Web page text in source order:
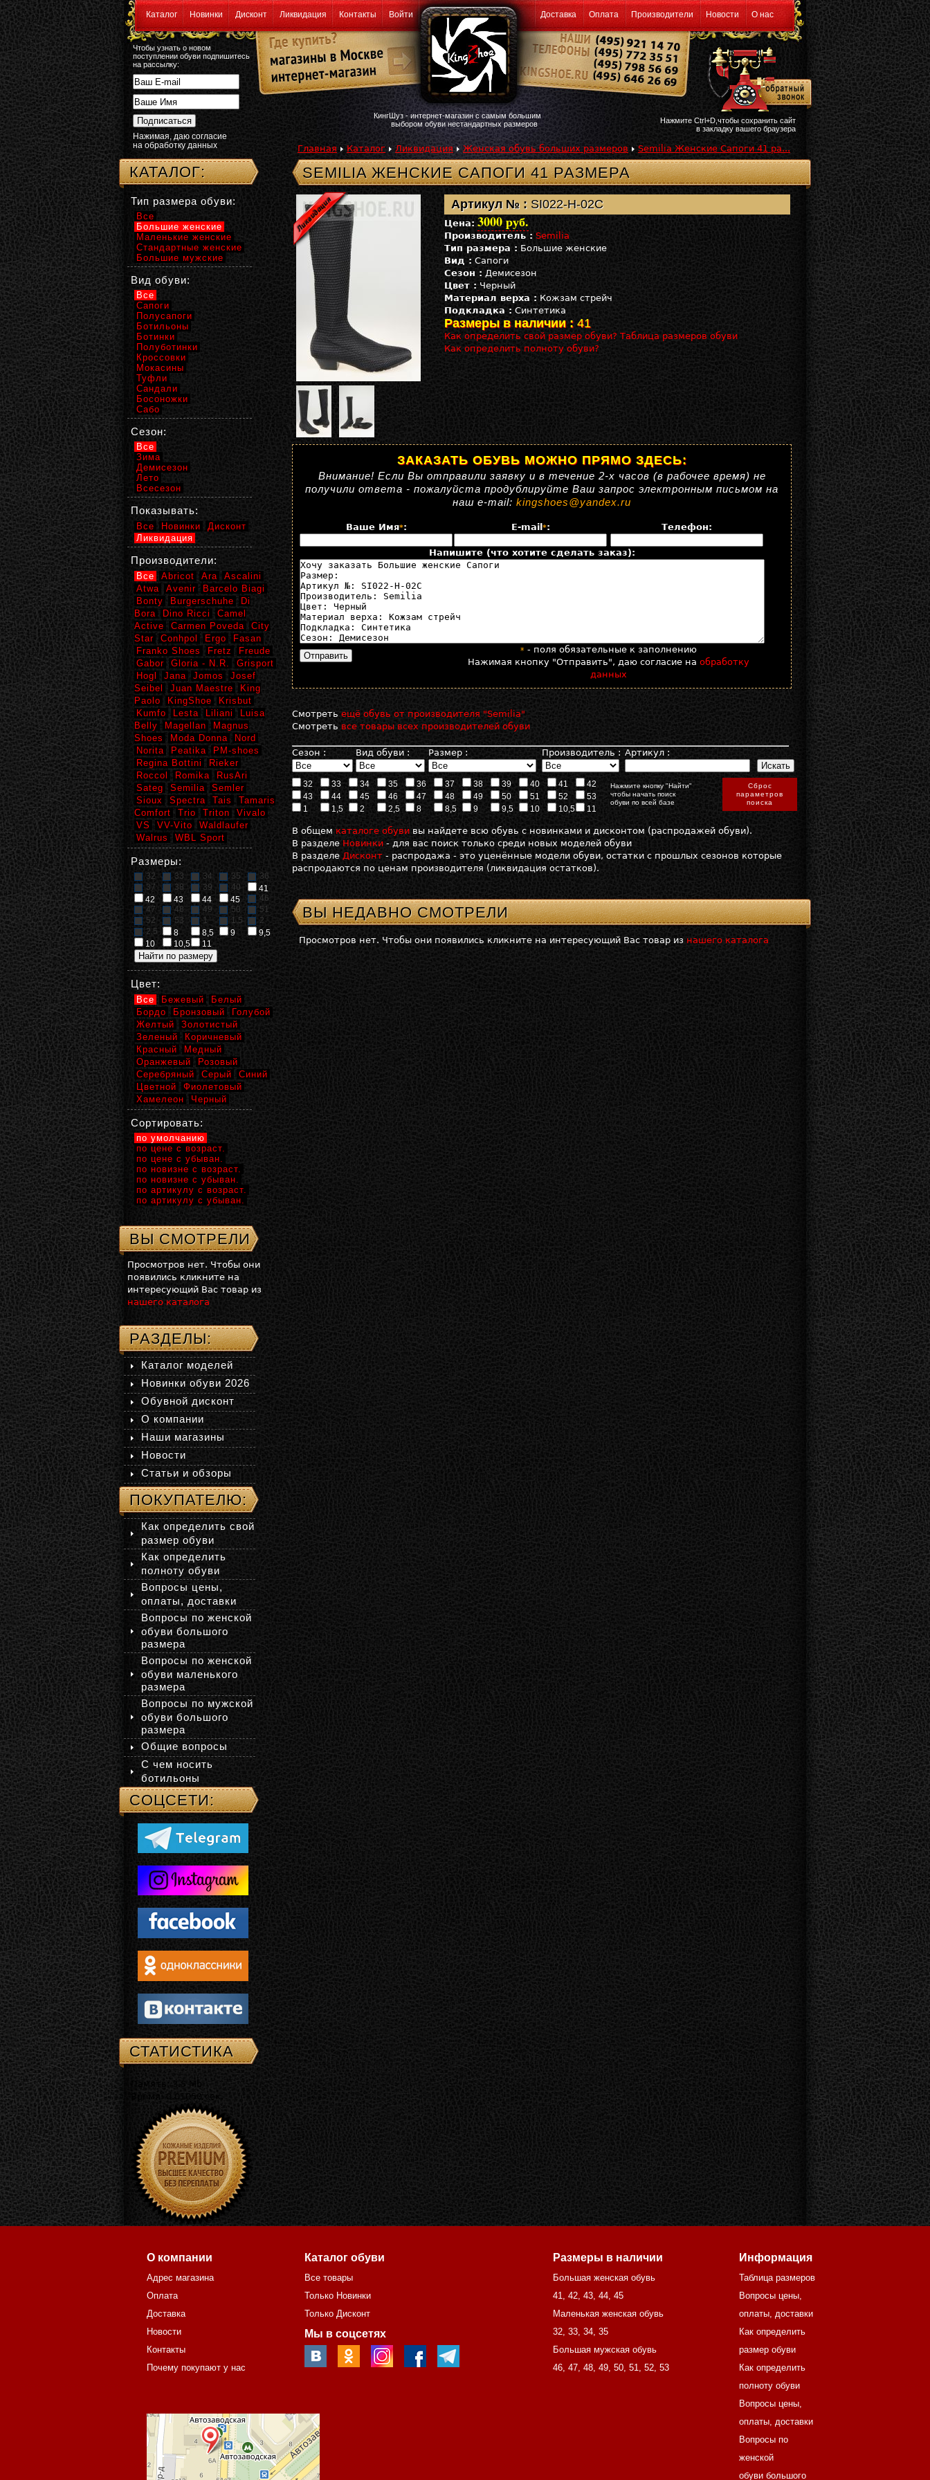
Каталог Новинки Дисконт Ликвидация Контакты Войти Доставка Оплата Производители Новости О нас
Чтобы узнать о новом
поступлении обуви подпишитесь
на рассылку:
Нажимая, даю согласие
на обработку данных
КингШуз - интернет-магазин с самым большим
выбором обуви нестандартных размеров
Нажмите Ctrl+D,чтобы сохранить сайт
в закладку вашего браузера
Главная Каталог Ликвидация Женская обувь больших размеров Semilia Женские Сапоги 41 ра...
SEMILIA ЖЕНСКИЕ САПОГИ 41 РАЗМЕРА
Артикул № : SI022-H-02C
Цена: 3000 руб.
Производитель : Semilia
Тип размера : Большие женские
Вид : Сапоги
Сезон : Демисезон
Цвет : Черный
Материал верха : Кожзам стрейч
Подкладка : Синтетика
Размеры в наличии : 41
Как определить свой размер обуви? Таблица размеров обуви
Как определить полноту обуви?
ЗАКАЗАТЬ ОБУВЬ МОЖНО ПРЯМО ЗДЕСЬ:
Внимание! Если Вы отправили заявку и в течение 2-х часов (в рабочее время) не
получили ответа - пожалуйста продублируйте Ваш запрос электронным письмом на
наш e-mail: kingshoes@yandex.ru
Ваше Имя*: E-mail *: Телефон:
Напишите (что хотите сделать заказ):
* - поля обязательные к заполнению
Нажимая кнопку "Отправить", даю согласие на обработку
данных
Смотретьещё обувь от производителя "Semilia"
Смотреть все товары всех производителей обуви
Сезон : Вид обуви : Размер : Производитель : Артикул :
32 33 34 35 36 37 38 39 40 41
42
43
44 45 46 47 48 49 50 51 52
53
1
1,5 2 2,5 8 8,5 9 9,5 10 10,5 11
Нажмите кнопку "Найти"
чтобы начать поиск
обуви по всей базе
Сброс
параметров
поиска
В общем каталоге обуви вы найдете всю обувь с новинками и дисконтом (распродажей обуви).
В разделе Новинки - для вас поиск только среди новых моделей обуви
В разделе Дисконт - распродажа - это уценённые модели обуви, остатки с прошлых сезонов которые
распродаются по ценам производителя (ликвидация остатков).
ВЫ НЕДАВНО СМОТРЕЛИ
Просмотров нет. Чтобы они появились кликните на интересующий Вас товар из нашего каталога
КАТАЛОГ:
Тип размера обуви:
Все
Большие женские
Маленькие женские
Стандартные женские
Большие мужские
Вид обуви:
Все
Сапоги
Полусапоги
Ботильоны
Ботинки
Полуботинки
Кроссовки
Мокасины
Туфли
Сандали
Босоножки
Сабо
Сезон:
Все
Зима
Демисезон
Лето
Всесезон
Показывать:
Все Новинки
Дисконт
Ликвидация
Производители:
Все Abricot Ara
Ascalini
Atwa
Avenir
Barcelo Biagi
Bonty
Burgerschuhe
Di
Bora
Dino Ricci
Camel
Active
Carmen Poveda
City
Star
Conhpol Ergo
Fasan
Franko Shoes
Fretz
Freude
Gabor
Gloria - N.R.
Grisport
Hogl
Jana Jomos
Josef
Seibel
Juan Maestre
King
Paolo
KingShoe
Krisbut
Kumfo
Lesta Liliani
Luisa
Belly
Magellan
Magnus
Shoes
Moda Donna
Nord
Norita
Peatika
PM-shoes
Regina Bottini
Rieker
Roccol
Romika
RusAri
Sateg
Semilia
Semler
Sioux
Spectra Tais
Tamaris
Comfort
Trio Triton
Vivalo
VS
VV-Vito
Waldlaufer
Walrus
WBL Sport
Размеры:
32 33 34 35
36
37
38 39 40
41
42
43 44 45
46
47
48 49 50
51
52
53 1 1,5
2
2,5
8 8,5 9
9,5
10
10,5 11
Цвет:
Все Бежевый
Белый
Бордо
Бронзовый
Голубой
Желтый
Золотистый
Зеленый
Коричневый
Красный
Медный
Оранжевый
Розовый
Серебряный
Серый
Синий
Цветной
Фиолетовый
Хамелеон
Черный
Сортировать:
по умолчанию
по цене с возраст.
по цене с убыван.
по новизне с возраст.
по новизне с убыван.
по артикулу с возраст.
по артикулу с убыван.
ВЫ СМОТРЕЛИ
Просмотров нет. Чтобы они
появились кликните на
интересующий Вас товар из
нашего каталога
РАЗДЕЛЫ:
Каталог моделей
Новинки обуви 2026
Обувной дисконт
О компании
Наши магазины
Новости
Статьи и обзоры
ПОКУПАТЕЛЮ:
Как определить свой
размер обуви
Как определить
полноту обуви
Вопросы цены,
оплаты, доставки
Вопросы по женской
обуви большого
размера
Вопросы по женской
обуви маленького
размера
Вопросы по мужской
обуви большого
размера
Общие вопросы
С чем носить
ботильоны
СОЦСЕТИ:
СТАТИСТИКА
Память: 3.5 Mb
Время: 0.01050 сек.
О компании
Адрес магазина
Оплата
Доставка
Новости
Контакты
Почему покупают у нас
Каталог обуви
Все товары
Только Новинки
Только Дисконт
Мы в соцсетях
Размеры в наличии
Большая женская обувь
41, 42, 43, 44, 45
Маленькая женская обувь
32, 33, 34, 35
Большая мужская обувь
46, 47, 48, 49, 50, 51, 52, 53
Информация
Таблица размеров
Вопросы цены,
оплаты, доставки
Как определить
размер обуви
Как определить
полноту обуви
Вопросы цены,
оплаты, доставки
Вопросы по
женской
обуви большого